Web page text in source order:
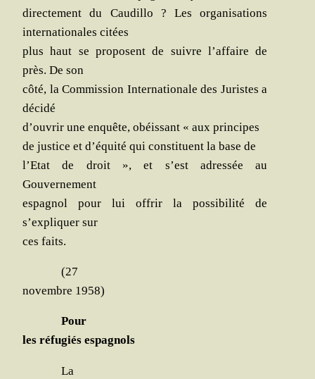
direc­te­ment du Cau­dillo ? Les orga­ni­sa­tions
inter­na­tio­nales citées
plus haut se pro­posent de suivre l’affaire de
près. De son
côté, la Com­mis­sion Inter­na­tio­nale des Juristes a
décidé
d’ouvrir une enquête, obéis­sant « aux principes
de jus­tice et d’équité qui consti­tuent la base de
l’Etat de droit », et s’est adres­sée au
Gouvernement
espa­gnol pour lui offrir la pos­si­bi­li­té de
s’expliquer sur
ces faits.
(27
novembre 1958)
Pour
les réfu­giés espagnols
La